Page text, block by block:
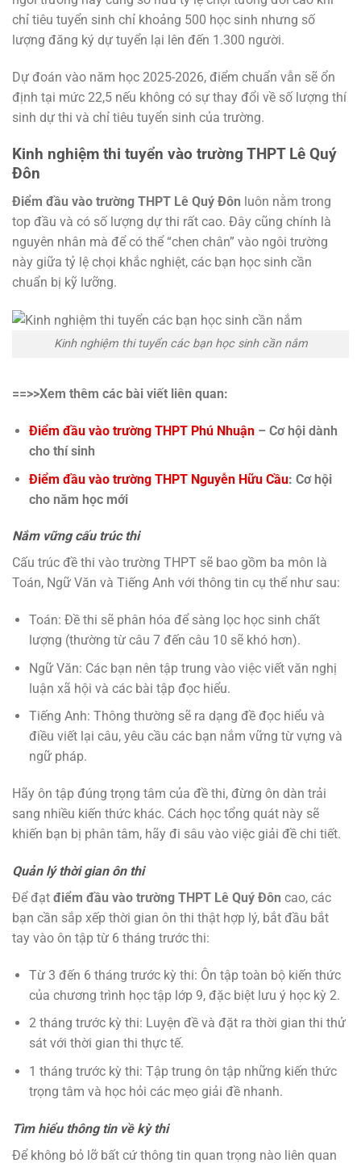
chỉ tiêu tuyển sinh chỉ khoảng 500 học sinh nhưng số
lượng đăng ký dự tuyển lại lên đến 1.300 người.
Dự đoán vào năm học 2025-2026, điểm chuẩn vẫn sẽ ổn
định tại mức 22,5 nếu không có sự thay đổi về số lượng thí
sinh dự thi và chỉ tiêu tuyển sinh của trường.
Kinh nghiệm thi tuyển vào trường THPT Lê Quý
Đôn
Điểm đầu vào trường THPT Lê Quý Đôn luôn nằm trong
top đầu và có số lượng dự thi rất cao. Đây cũng chính là
nguyên nhân mà để có thể “chen chân” vào ngôi trường
này giữa tỷ lệ chọi khắc nghiệt, các bạn học sinh cần
chuẩn bị kỹ lưỡng.
Kinh nghiệm thi tuyển các bạn học sinh cần nắm
==>>Xem thêm các bài viết liên quan:
Điểm đầu vào trường THPT Phú Nhuận– Cơ hội dành
cho thí sinh
Điểm đầu vào trường THPT Nguyễn Hữu Cầu: Cơ hội
cho năm học mới
Nắm vững cấu trúc thi
Cấu trúc đề thi vào trường THPT sẽ bao gồm ba môn là
Toán, Ngữ Văn và Tiếng Anh với thông tin cụ thể như sau:
Toán: Đề thi sẽ phân hóa để sàng lọc học sinh chất
lượng (thường từ câu 7 đến câu 10 sẽ khó hơn).
Ngữ Văn: Các bạn nên tập trung vào việc viết văn nghị
luận xã hội và các bài tập đọc hiểu.
Tiếng Anh: Thông thường sẽ ra dạng đề đọc hiểu và
điều viết lại câu, yêu cầu các bạn nắm vững từ vựng và
ngữ pháp.
Hãy ôn tập đúng trọng tâm của đề thi, đừng ôn dàn trải
sang nhiều kiến thức khác. Cách học tổng quát này sẽ
khiến bạn bị phân tâm, hãy đi sâu vào việc giải đề chi tiết.
Quản lý thời gian ôn thi
Để đạt điểm đầu vào trường THPT Lê Quý Đôn cao, các
bạn cần sắp xếp thời gian ôn thi thật hợp lý, bắt đầu bắt
tay vào ôn tập từ 6 tháng trước thi:
Từ 3 đến 6 tháng trước kỳ thi: Ôn tập toàn bộ kiến thức
của chương trình học tập lớp 9, đặc biệt lưu ý học kỳ 2.
2 tháng trước kỳ thi: Luyện đề và đặt ra thời gian thi thử
sát với thời gian thi thực tế.
1 tháng trước kỳ thi: Tập trung ôn tập những kiến thức
trọng tâm và học hỏi các mẹo giải đề nhanh.
Tìm hiểu thông tin về kỳ thi
Để không bỏ lỡ bất cứ thông tin quan trọng nào liên quan